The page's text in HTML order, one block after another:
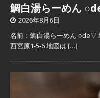
鯛白湯らーめん
2026年8月6日
名前：鯛白湯らーめん ○de▽
西宮原1-5-6 地図は […]